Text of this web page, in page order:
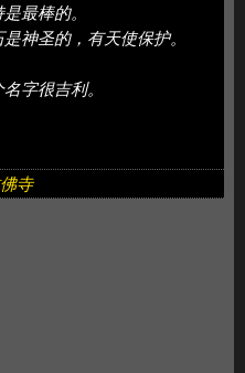
最棒的。
神圣的，有天使保护。
字很吉利。
寺